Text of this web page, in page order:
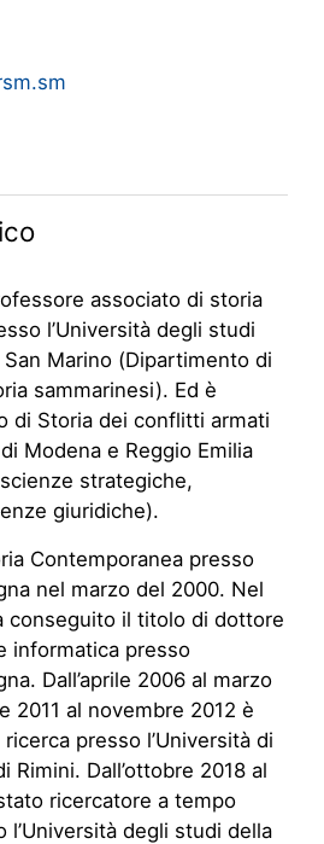
associato di storia
l’Università degli studi
Marino (Dipartimento di
sammarinesi). Ed è
di Storia dei conflitti armati
Modena e Reggio Emilia
strategiche,
giuridiche).
Contemporanea presso
nel marzo del 2000. Nel
conseguito il titolo di dottore
informatica presso
Dall’aprile 2006 al marzo
2011 al novembre 2012 è
presso l’Università di
Rimini. Dall’ottobre 2018 al
ricercatore a tempo
l’Università degli studi della